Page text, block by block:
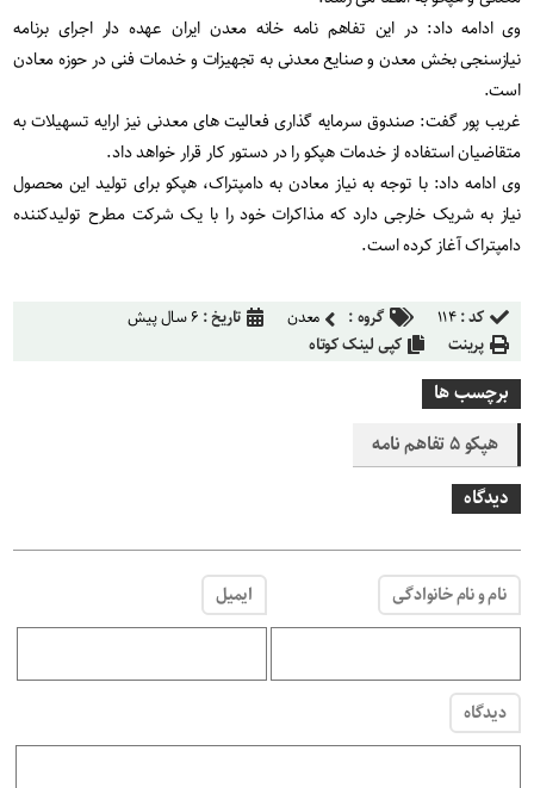
وی ادامه داد: در این تفاهم نامه خانه معدن ایران عهده دار اجرای برنامه
نیازسنجی بخش معدن و صنایع معدنی به تجهیزات و خدمات فنی در حوزه معادن
است.
غریب پور گفت: صندوق سرمایه گذاری فعالیت های معدنی نیز ارایه تسهیلات به
متقاضیان استفاده از خدمات هپکو را در دستور کار قرار خواهد داد.
وی ادامه داد: با توجه به نیاز معادن به دامپتراک، هپکو برای تولید این محصول
نیاز به شریک خارجی دارد که مذاکرات خود را با یک شرکت مطرح تولیدکننده
دامپتراک آغاز کرده است.
کد :۱۱۴ گروه : معدن تاریخ : ۶ سال پیش
پرینت
کپی لینک کوتاه
برچسب ها
هپکو ۵ تفاهم نامه
دیدگاه
نام و نام خانوادگی ایمیل
دیدگاه